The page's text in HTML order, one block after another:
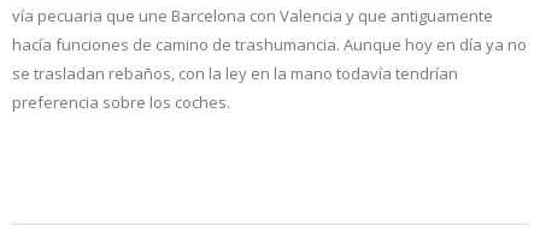
vía pecuaria que une Barcelona con Valencia y que antiguamente
hacía funciones de camino de trashumancia. Aunque hoy en día ya no
se trasladan rebaños, con la ley en la mano todavía tendrían
preferencia sobre los coches.